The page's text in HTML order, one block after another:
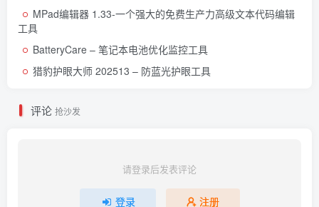
MPad编辑器 1.33-一个强大的免费生产力高级文本代码编辑
工具
BatteryCare – 笔记本电池优化监控工具
猎豹护眼大师 202513 – 防蓝光护眼工具
评论 抢沙发
请登录后发表评论
登录 注册